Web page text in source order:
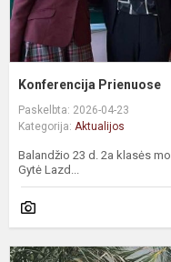
Konferencija Prienuose
Paskelbta: 2026-04-23
Kategorija: Aktualijos
Balandžio 23 d. 2a klasės
Gytė Lazd...